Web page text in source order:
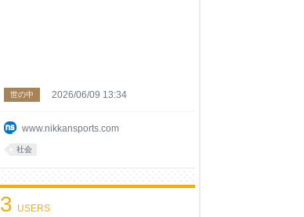
www.nikkansports.com
世の中 2026/06/09 13:34
社会
3 USERS